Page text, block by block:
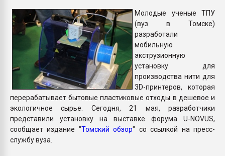
Молодые ученые ТПУ
(вуз в Томске)
разработали
мобильную
экструзионную
установку для
производства нити для
3D-принтеров, которая
перерабатывает бытовые пластиковые отходы в дешевое и
экологичное сырье. Сегодня, 21 мая, разработчики
представили установку на выставке форума U-NOVUS,
сообщает издание "Томский обзор" со ссылкой на пресс-
службу вуза.